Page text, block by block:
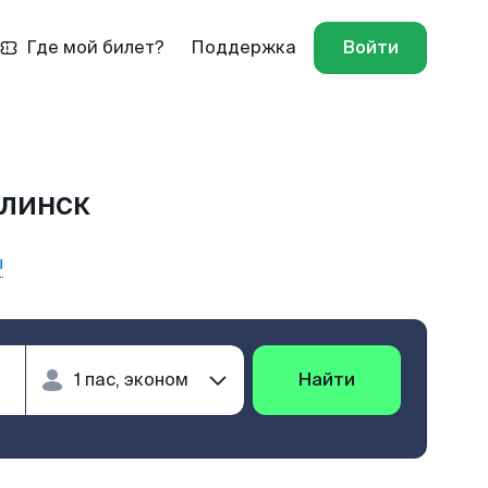
Где мой билет? Поддержка Войти
Найти